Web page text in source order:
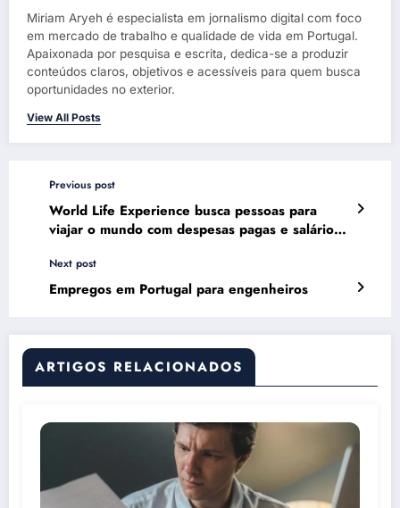
Miriam Aryeh é especialista em jornalismo digital com foco
em mercado de trabalho e qualidade de vida em Portugal.
Apaixonada por pesquisa e escrita, dedica-se a produzir
conteúdos claros, objetivos e acessíveis para quem busca
oportunidades no exterior.
View All Posts
Previous post
World Life Experience busca pessoas para
viajar o mundo com despesas pagas e salário
Next post
Empregos em Portugal para engenheiros
ARTIGOS RELACIONADOS